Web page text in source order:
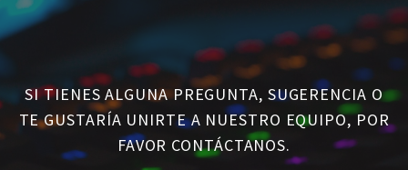
SI TIENES ALGUNA PREGUNTA, SUGERENCIA O
TE GUSTARÍA UNIRTE A NUESTRO EQUIPO, POR
FAVOR CONTÁCTANOS.